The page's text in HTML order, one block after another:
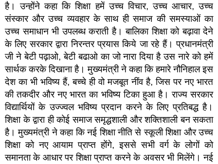
है। उन्होंने कहा कि शिक्षा हमें उच्च विचार, उच्च आचार, उच्च
संस्कार और उच्च व्यवहार के साथ ही समाज की समस्याओं का
उच्च समाधान भी उपलब्ध कराती है। बालिका शिक्षा को बढ़ावा देने
के लिए सरकार द्वारा निरन्तर प्रयास किये जा रहे हैं। प्रधानमंत्री
जी ने बेटी पढ़ाओ, बेटी बढाओ का जो नारा दिया है उस नारे को हमें
सार्थक करके दिखाना है। मुख्यमंत्री ने कहा कि हमारे नौनिहाल इस
देश का भी भविष्य हैं, बच्चे ही वो मजबूत नींव है, जिस पर नए भारत
की तकदीर और नए भारत का भविष्य टिका हुआ है। राज्य सरकार
विद्यार्थियों के उज्ज्वल भविष्य प्रदान करने के लिए प्रतिबद्ध है।
शिक्षा के द्वारा ही कोई समाज समृद्धशाली और शक्तिशाली बन सकता
है। मुख्यमंत्री ने कहा कि नई शिक्षा नीति से स्कूली शिक्षा और उच्च
शिक्षा को नए आयाम प्राप्त होंगे, इससे सभी वर्ग के लोगों को
समानता के आधार पर शिक्षा प्राप्त करने के अवसर भी मिलेंगे। नई